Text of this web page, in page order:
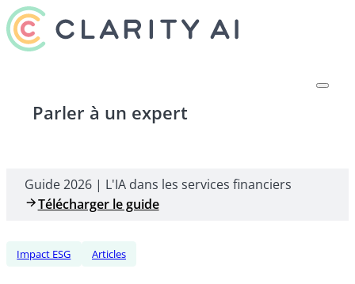
Parler à un expert
Guide 2026 | L'IA dans les services financiers
Télécharger le guide
Impact ESG Articles